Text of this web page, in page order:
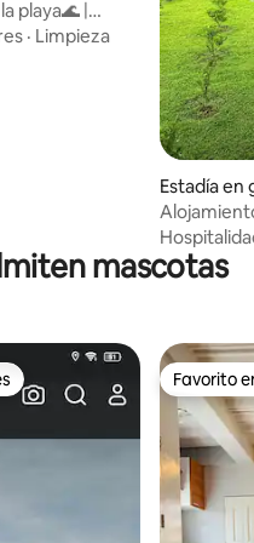
playa🌊 |
· Limpieza
Estadía en
montaña
mascotas
Favorito
Favorito